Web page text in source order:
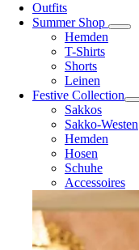
Outfits
Summer Shop
Hemden
T-Shirts
Shorts
Leinen
Festive Collection
Sakkos
Sakko-Westen
Hemden
Hosen
Schuhe
Accessoires